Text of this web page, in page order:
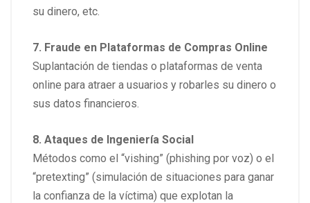
su dinero, etc.
7. Fraude en Plataformas de Compras Online
Suplantación de tiendas o plataformas de venta
online para atraer a usuarios y robarles su dinero o
sus datos financieros.
8. Ataques de Ingeniería Social
Métodos como el “vishing” (phishing por voz) o el
“pretexting” (simulación de situaciones para ganar
la confianza de la víctima) que explotan la